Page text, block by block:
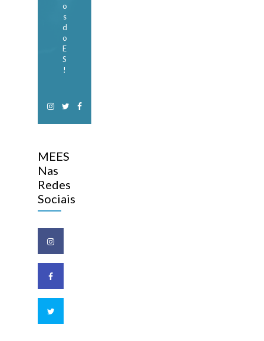
o
s
d
o
E
S
!
MEES
Nas
Redes
Sociais